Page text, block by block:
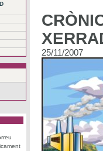
25/11/2007